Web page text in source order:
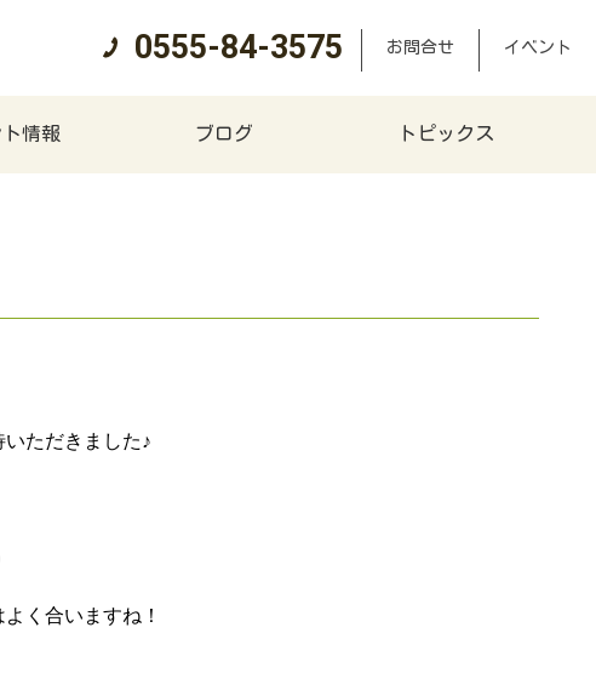
0555-84-3575 お問合せ イベント
情報 ブログ トピックス
ただきました♪
く合いますね！